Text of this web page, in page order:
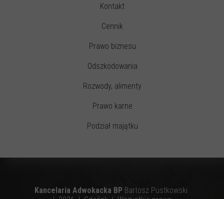
Kontakt
Cennik
Prawo biznesu
Odszkodowania
Rozwody, alimenty
Prawo karne
Podział majątku
Kancelaria Adwokacka BP Bartosz Pustkowski